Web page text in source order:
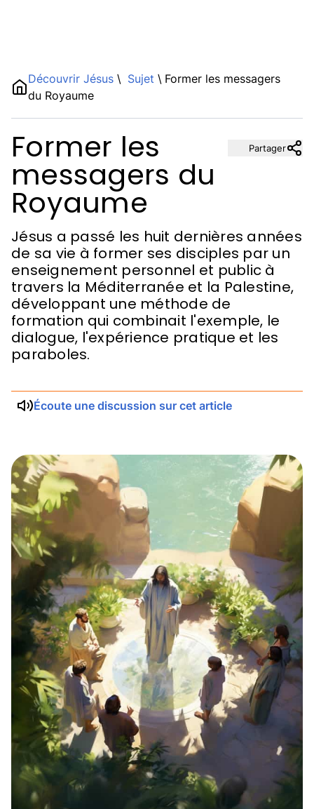
Découvrir Jésus \ Sujet \ Former les messagers
du Royaume
Former les
messagers du
Royaume
Jésus a passé les huit dernières années
de sa vie à former ses disciples par un
enseignement personnel et public à
travers la Méditerranée et la Palestine,
développant une méthode de
formation qui combinait l'exemple, le
dialogue, l'expérience pratique et les
paraboles.
Partager
Écoute une discussion sur cet article
Name